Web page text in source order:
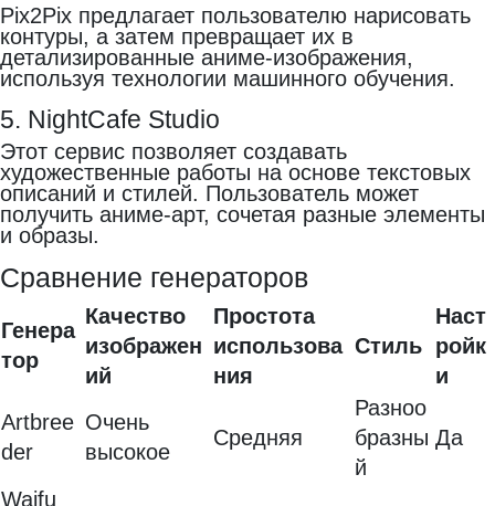
Pix2Pix предлагает пользователю нарисовать
контуры, а затем превращает их в
детализированные аниме-изображения,
используя технологии машинного обучения.
5. NightCafe Studio
Этот сервис позволяет создавать
художественные работы на основе текстовых
описаний и стилей. Пользователь может
получить аниме-арт, сочетая разные элементы
и образы.
Сравнение генераторов
Генера
тор
Качество
изображен
ий
Простота
использова
ния
Стиль
Наст
ройк
и
Artbree
der
Очень
высокое
Средняя
Разноо
бразны
й
Да
Waifu